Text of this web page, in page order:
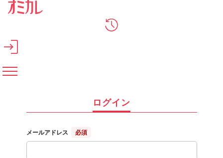
メインコンテンツへスキップ
ログイン
メールアドレス 必須